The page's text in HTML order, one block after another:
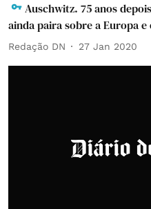
Auschwitz. 75 anos
ainda paira sobre a Europa e
Redação DN 27 Jan 2020